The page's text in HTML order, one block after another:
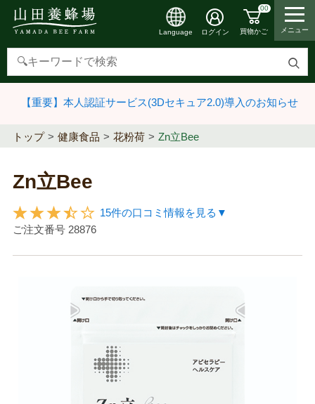
検
す
Language ログイン
00
買物かご メニュー
【重要】本人認証サービス(3Dセキュア2.0)導入のお知らせ
トップ 健康食品 花粉荷 Zn立Bee
Zn立Bee
15件の口コミ情報を見る▼
ご注文番号 28876